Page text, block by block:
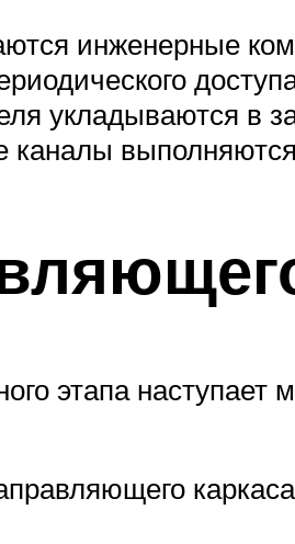
инженерные
укладываются
этапа наступает